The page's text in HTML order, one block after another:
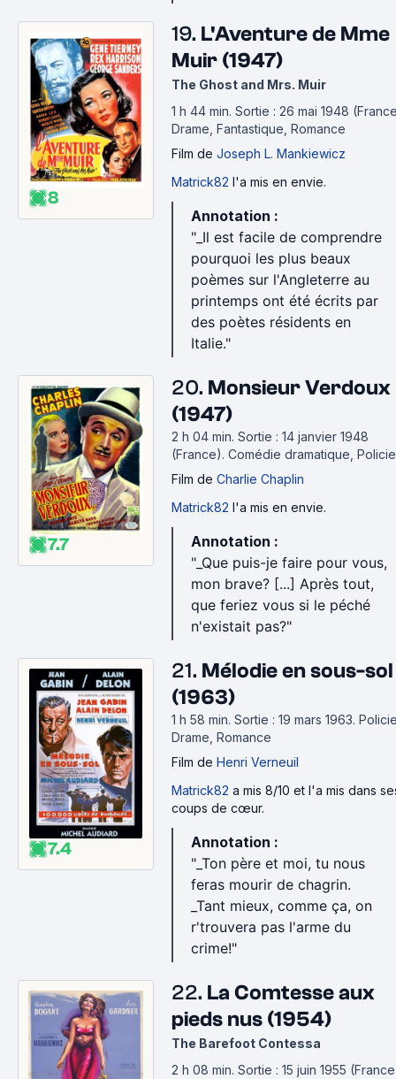
8
19. L'Aventure de Mme
Muir (1947)
The Ghost and Mrs. Muir
1 h 44 min. Sortie : 26 mai 1948
Drame, Fantastique, Romance
Film de Joseph L. Mankiewicz
Matrick82 l'a mis en envie.
Annotation :
"_Il est facile de comprendre
pourquoi les plus beaux
poèmes sur l'Angleterre au
printemps ont été écrits par
des poètes résidents en
Italie."
7.7
20. Monsieur Verdoux
(1947)
2 h 04 min. Sortie : 14 janvier 1948
(France). Comédie dramatique,
Film de Charlie Chaplin
Matrick82 l'a mis en envie.
Annotation :
"_Que puis-je faire pour vous,
mon brave? [...] Après tout,
que feriez vous si le péché
n'existait pas?"
7.4
21. Mélodie en sous-sol
(1963)
1 h 58 min. Sortie : 19 mars 1963.
Drame, Romance
Film de Henri Verneuil
Matrick82 a mis 8/10 et l'a mis dans
coups de cœur.
Annotation :
"_Ton père et moi, tu nous
feras mourir de chagrin.
_Tant mieux, comme ça, on
r'trouvera pas l'arme du
crime!"
22. La Comtesse aux
pieds nus (1954)
The Barefoot Contessa
2 h 08 min. Sortie : 15 juin 1955